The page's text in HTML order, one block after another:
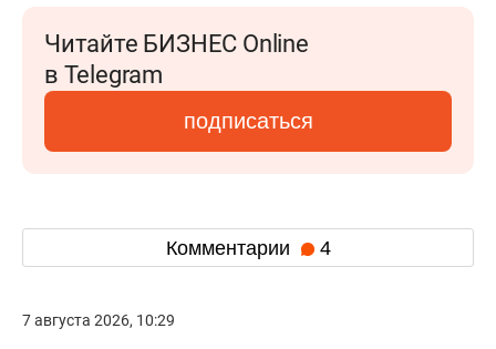
Читайте БИЗНЕС Online
в Telegram
подписаться
Комментарии 4
7 августа 2026, 10:29